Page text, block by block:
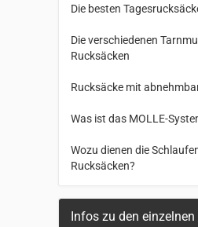
Die besten
Die verschiedenen
Rucksäcken
Rucksäcke mit
Was ist das MOLLE-
Wozu dienen die
Rucksäcken?
Infos zu den einzelnen